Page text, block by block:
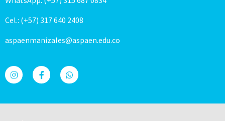
Cel.: (+57) 317 640 2408
aspaenmanizales@aspaen.edu.co